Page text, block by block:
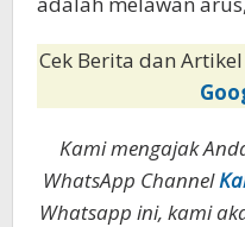
Cek Berita dan Artikel
Kami mengajak
WhatsApp Channel
Whatsapp ini, kami